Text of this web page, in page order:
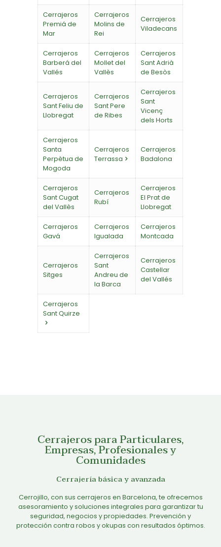
Cerrajeros
Premiá de
Mar
Cerrajeros
Molins de
Rei
Cerrajeros
Viladecans
Cerrajeros
Barberá del
Vallés
Cerrajeros
Mollet del
Vallès
Cerrajeros
Sant Adrià
de Besòs
Cerrajeros
Sant Feliu de
Llobregat
Cerrajeros
Sant Pere
de Ribes
Cerrajeros
Sant
Vicenç
dels Horts
Cerrajeros
Santa
Perpètua de
Mogoda
Cerrajeros
Terrassa
Cerrajeros
Badalona
Cerrajeros
Sant Cugat
del Vallès
Cerrajeros
Rubí
Cerrajeros
El Prat de
Llobregat
Cerrajeros
Gavá
Cerrajeros
Igualada
Cerrajeros
Montcada
Cerrajeros
Sitges
Cerrajeros
Sant
Andreu de
la Barca
Cerrajeros
Castellar
del Vallés
Cerrajeros
Sant Quirze
Cerrajeros para Particulares,
Empresas, Profesionales y
Comunidades
Cerrajería básica y avanzada
Cerrojillo, con sus cerrajeros en Barcelona, te ofrecemos
asesoramiento y soluciones integrales para garantizar tu
seguridad, negocios y propiedades. Prevención y
protección contra robos y okupas con resultados óptimos.